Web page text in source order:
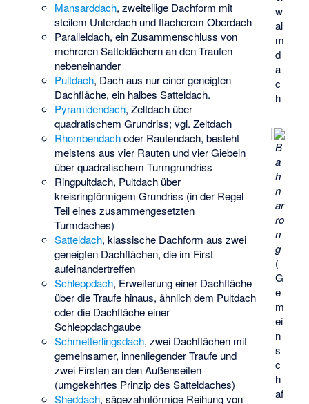
w
al
m
d
a
c
h
B
a
h
n
ar
ro
n
g
(
G
e
m
ei
n
s
c
h
af
Mansarddach, zweiteilige Dachform mit
steilem Unterdach und flacherem Oberdach
Paralleldach, ein Zusammenschluss von
mehreren Satteldächern an den Traufen
nebeneinander
Pultdach, Dach aus nur einer geneigten
Dachfläche, ein halbes Satteldach.
Pyramidendach, Zeltdach über
quadratischem Grundriss; vgl. Zeltdach
Rhombendachoder Rautendach, besteht
meistens aus vier Rauten und vier Giebeln
über quadratischem Turmgrundriss
Ringpultdach, Pultdach über
kreisringförmigem Grundriss (in der Regel
Teil eines zusammengesetzten
Turmdaches)
Satteldach, klassische Dachform aus zwei
geneigten Dachflächen, die im First
aufeinandertreffen
Schleppdach, Erweiterung einer Dachfläche
über die Traufe hinaus, ähnlich dem Pultdach
oder die Dachfläche einer
Schleppdachgaube
Schmetterlingsdach, zwei Dachflächen mit
gemeinsamer, innenliegender Traufe und
zwei Firsten an den Außenseiten
(umgekehrtes Prinzip des Satteldaches)
Sheddach, sägezahnförmige Reihung von